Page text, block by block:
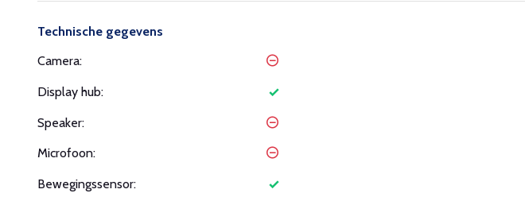
Technische gegevens
Camera:
Display hub:
Speaker:
Microfoon:
Bewegingssensor: